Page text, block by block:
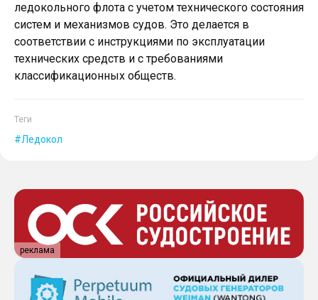
ледокольного флота с учетом технического состояния
систем и механизмов судов. Это делается в
соответствии с инструкциями по эксплуатации
технических средств и с требованиями
классификационных обществ.
Теги
Ледокол
реклама